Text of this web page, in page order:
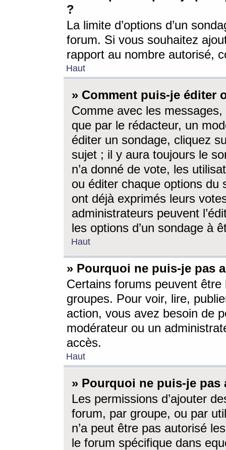
?
La limite d’options d’un
forum. Si vous souhaitez
rapport au nombre autorisé,
Haut
» Comment puis-je éditer
Comme avec les
que par le rédacteur, un
éditer un sondage, cliquez
sujet ; il y aura toujours le
n’a donné de vote, les
ou éditer chaque options du
ont déjà exprimés leurs
administrateurs peuvent
les options d’un sondage à
Haut
» Pourquoi ne puis-je pas
Certains forums peuvent être
groupes. Pour voir, lire,
action, vous avez besoin de
modérateur ou un
accès.
Haut
» Pourquoi ne puis-je
Les permissions d’ajouter
forum, par groupe, ou par
n’a peut être pas autorisé
le forum spécifique dans